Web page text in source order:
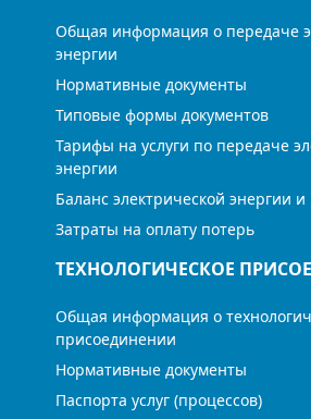
Общая информация о передаче
энергии
Нормативные документы
Типовые формы документов
Тарифы на услуги по передаче
энергии
Баланс электрической энергии
Затраты на оплату потерь
ТЕХНОЛОГИЧЕСКОЕ
Общая информация о
присоединении
Нормативные документы
Паспорта услуг (процессов)